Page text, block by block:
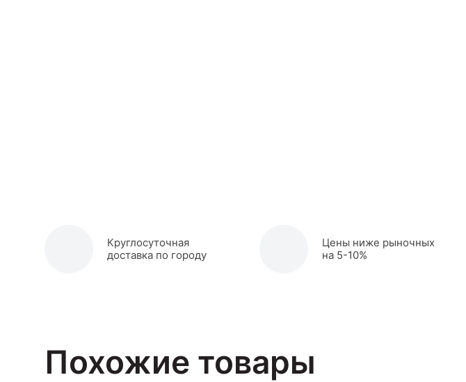
Круглосуточная
доставка по городу
Цены ниже рыночных
на 5-10%
Похожие товары